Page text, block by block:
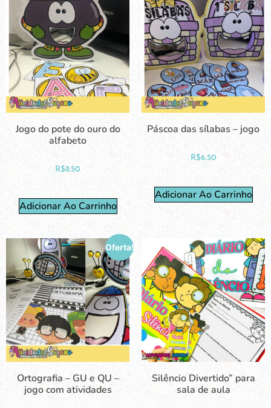
Jogo do pote do ouro do
alfabeto
R$8.50
Adicionar Ao Carrinho
Páscoa das sílabas – jogo
R$6.50
Adicionar Ao Carrinho
Oferta!
Ortografia – GU e QU –
jogo com atividades
Silêncio Divertido” para
sala de aula